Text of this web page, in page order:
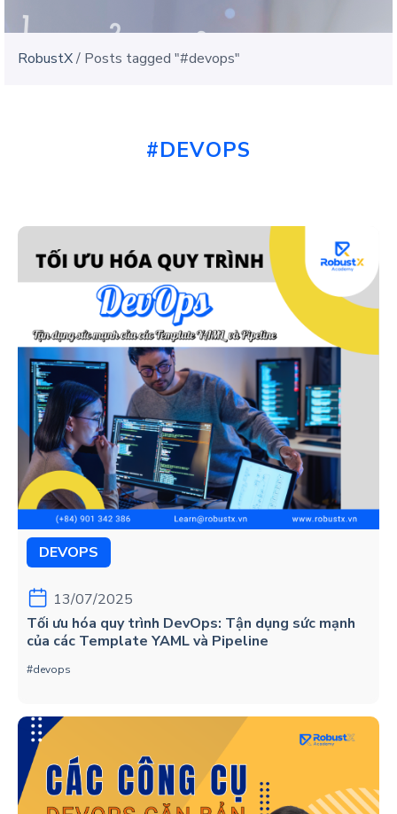
RobustX/ Posts tagged "#devops"
#DEVOPS
DEVOPS
13/07/2025
Tối ưu hóa quy trình DevOps: Tận dụng sức mạnh
của các Template YAML và Pipeline
#devops